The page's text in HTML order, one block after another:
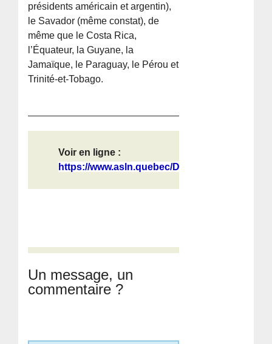
présidents américain et argentin),
le Savador (même constat), de
même que le Costa Rica,
l’Équateur, la Guyane, la
Jamaïque, le Paraguay, le Pérou et
Trinité-et-Tobago.
Voir en ligne :
https://www.asln.quebec/Dossiers/Au...
Un message, un
commentaire ?